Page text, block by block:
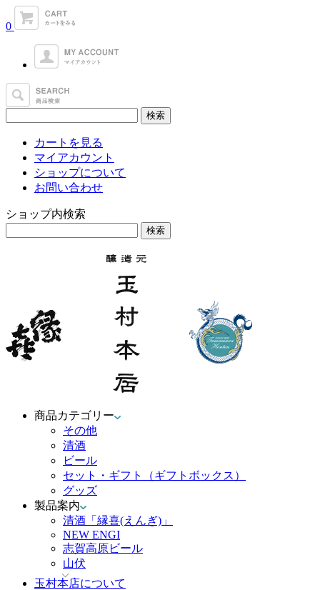
0
カートを見る
マイアカウント
ショップについて
お問い合わせ
ショップ内検索
商品カテゴリー
その他
清酒
ビール
セット・ギフト（ギフトボックス）
グッズ
製品案内
清酒「縁喜(えんぎ)」
NEW ENGI
志賀高原ビール
山伏
玉村本店について